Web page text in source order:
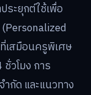
ะยุกต์ใช้เพื่อ
เสมือนครูพิเศษ
วโมง การ
กัด และแนวทาง